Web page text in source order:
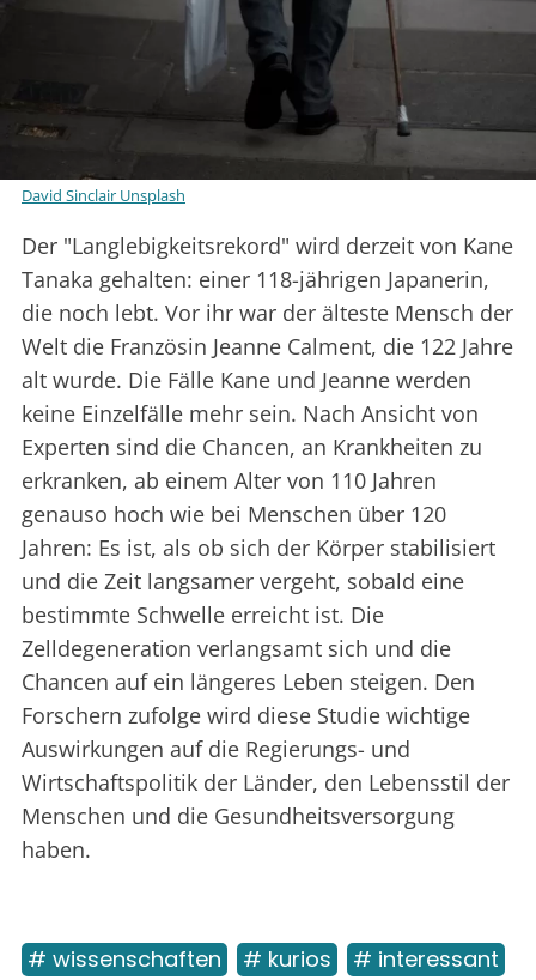
David Sinclair Unsplash
Der "Langlebigkeitsrekord" wird derzeit von Kane
Tanaka gehalten: einer 118-jährigen Japanerin,
die noch lebt. Vor ihr war der älteste Mensch der
Welt die Französin Jeanne Calment, die 122 Jahre
alt wurde. Die Fälle Kane und Jeanne werden
keine Einzelfälle mehr sein. Nach Ansicht von
Experten sind die Chancen, an Krankheiten zu
erkranken, ab einem Alter von 110 Jahren
genauso hoch wie bei Menschen über 120
Jahren: Es ist, als ob sich der Körper stabilisiert
und die Zeit langsamer vergeht, sobald eine
bestimmte Schwelle erreicht ist. Die
Zelldegeneration verlangsamt sich und die
Chancen auf ein längeres Leben steigen. Den
Forschern zufolge wird diese Studie wichtige
Auswirkungen auf die Regierungs- und
Wirtschaftspolitik der Länder, den Lebensstil der
Menschen und die Gesundheitsversorgung
haben.
# wissenschaften # kurios # interessant